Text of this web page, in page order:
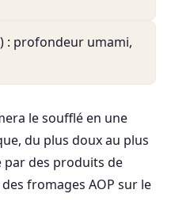
: profondeur umami,
le soufflé en une
du plus doux au plus
par des produits de
fromages AOP sur le